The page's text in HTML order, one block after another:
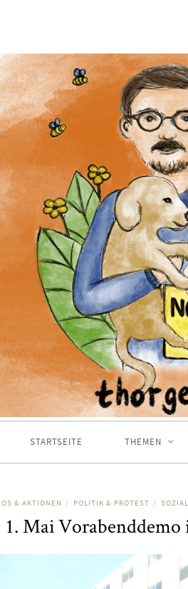
STARTSEITE THEMEN
& AKTIONEN / POLITIK & PROTEST /
1. Mai